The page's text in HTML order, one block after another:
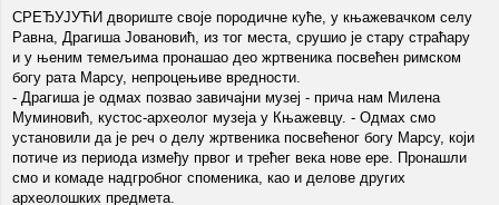
СРЕЂУЈУЋИ двориште своје породичне куће, у књажевачком селу
Равна, Драгиша Јовановић, из тог места, срушио је стару страћару
и у њеним темељима пронашао део жртвеника посвећен римском
богу рата Марсу, непроцењиве вредности.
- Драгиша је одмах позвао завичајни музеј - прича нам Милена
Муминовић, кустос-археолог музеја у Књажевцу. - Одмах смо
установили да је реч о делу жртвеника посвећеног богу Марсу, који
потиче из периода између првог и трећег века нове ере. Пронашли
смо и комаде надгробног споменика, као и делове других
археолошких предмета.